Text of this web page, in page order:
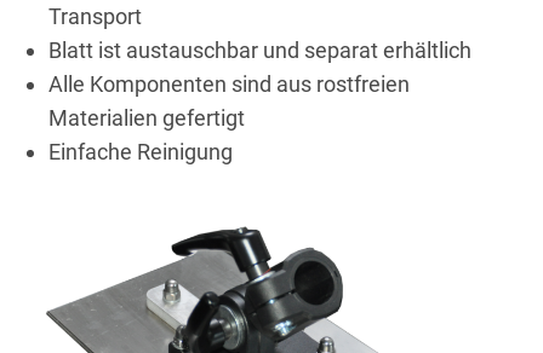
Transport
Blatt ist austauschbar und separat erhältlich
Alle Komponenten sind aus rostfreien
Materialien gefertigt
Einfache Reinigung